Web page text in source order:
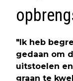
"Ik heb
gedaan om
uitstoelen
graan te